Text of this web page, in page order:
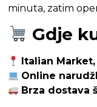
minuta, zatim
Gdje
Italian Market,
Online
Brza dostava